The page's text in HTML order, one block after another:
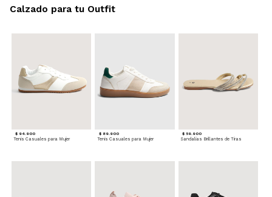
$ 94.900
Tenis Casuales para Mujer
$ 89.900
Tenis Casuales para Mujer
$ 59.900
Sandalias Brillantes de Tiras
Calzado para tu Outfit